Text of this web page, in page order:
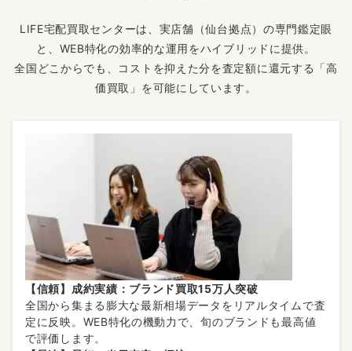
LIFE宅配買取センターは、実店舗（仙台拠点）の専門鑑定眼
と、WEB特化の効率的な運用をハイブリッドに提供。
全国どこからでも、コストを抑えた分を査定額に還元する「高
価買取」を可能にしています。
【信頼】成約実績：ブランド買取15万人突破
全国から集まる膨大な最新相場データをリアルタイムで査
定に反映。WEB特化の機動力で、旬のブランドも最高値
で評価します。